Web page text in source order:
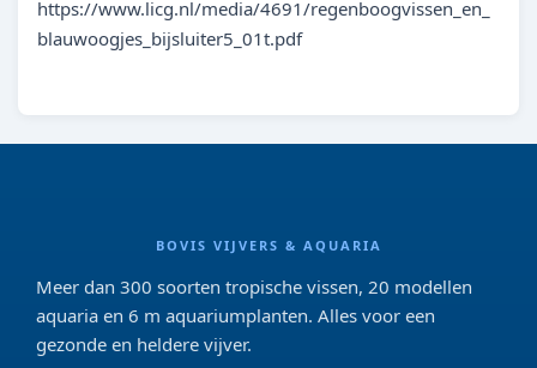
https://www.licg.nl/media/4691/regenboogvissen_en_
blauwoogjes_bijsluiter5_01t.pdf
BOVIS VIJVERS & AQUARIA
Meer dan 300 soorten tropische vissen, 20 modellen
aquaria en 6 m aquariumplanten. Alles voor een
gezonde en heldere vijver.